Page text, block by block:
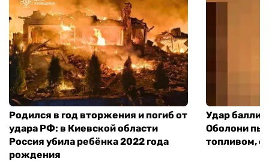
Родился в год вторжения и погиб от
удара РФ: в Киевской области
Россия убила ребёнка 2022 года
рождения
Удар
Оболони
топливом,